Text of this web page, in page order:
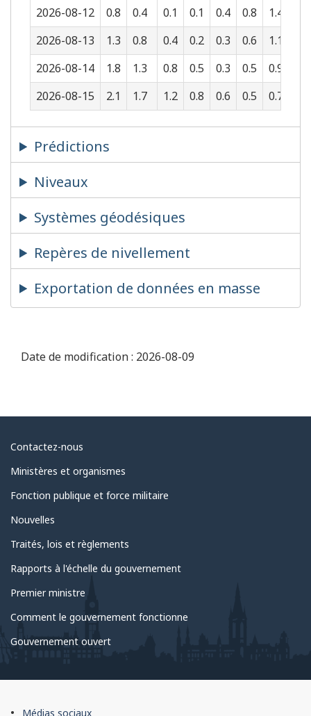
2026-08-12
0.8 0.4 0.1 0.1 0.4 0.8 1.4
2026-08-13
1.3 0.8 0.4 0.2 0.3 0.6 1.1
2026-08-14
1.8 1.3 0.8 0.5 0.3 0.5 0.9
2026-08-15
2.1 1.7 1.2 0.8 0.6 0.5 0.7
Prédictions
Niveaux
Systèmes géodésiques
Repères de nivellement
Exportation de données en masse
Date de modification : 2026-08-09
Au
sujet
du
gouvernement
Contactez-nous
Ministères et organismes
Fonction publique et force militaire
Nouvelles
Traités, lois et règlements
Rapports à l'échelle du gouvernement
Premier ministre
Comment le gouvernement fonctionne
Gouvernement ouvert
À Médias sociaux